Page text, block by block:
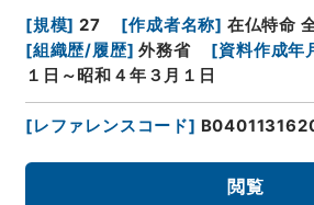
[規模] 27 [作成者名称] 在仏特命
[組織歴/履歴] 外務省 [資料作成年
１日～昭和４年３月１日
[レファレンスコード]
閲覧